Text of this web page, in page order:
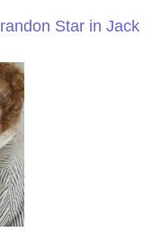
Star in Jack